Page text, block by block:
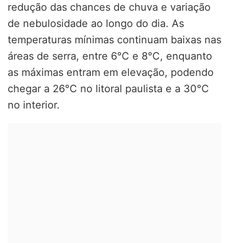
redução das chances de chuva e variação
de nebulosidade ao longo do dia. As
temperaturas mínimas continuam baixas nas
áreas de serra, entre 6°C e 8°C, enquanto
as máximas entram em elevação, podendo
chegar a 26°C no litoral paulista e a 30°C
no interior.